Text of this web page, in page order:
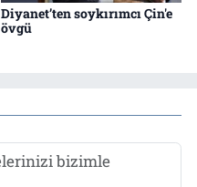
Diyanet’ten soykırımcı Çin'e
övgü